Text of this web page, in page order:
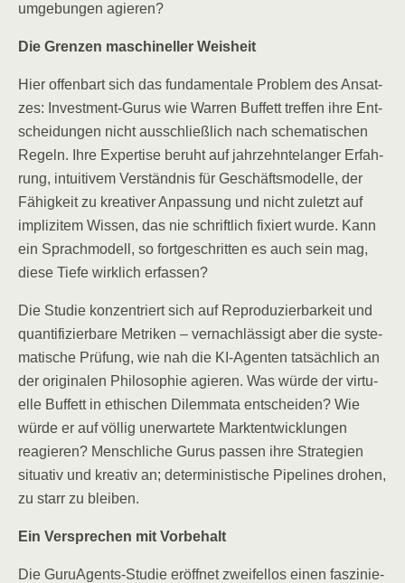
um­ge­bun­gen agieren?
Die Gren­zen maschi­nel­ler Weisheit
Hier offen­bart sich das fun­da­men­ta­le Pro­blem des Ansat­
zes: Invest­ment-Gurus wie War­ren Buf­fett tref­fen ihre Ent­
schei­dun­gen nicht aus­schließ­lich nach sche­ma­ti­schen
Regeln. Ihre Exper­ti­se beruht auf jahr­zehn­te­lan­ger Erfah­
rung, intui­ti­vem Ver­ständ­nis für Geschäfts­mo­del­le, der
Fähig­keit zu krea­ti­ver Anpas­sung und nicht zuletzt auf
impli­zi­tem Wis­sen, das nie schrift­lich fixiert wur­de. Kann
ein Sprach­mo­dell, so fort­ge­schrit­ten es auch sein mag,
die­se Tie­fe wirk­lich erfassen?
Die Stu­die kon­zen­triert sich auf Repro­du­zier­bar­keit und
quan­ti­fi­zier­ba­re Metri­ken – ver­nach­läs­sigt aber die sys­te­
ma­ti­sche Prü­fung, wie nah die KI-Agen­ten tat­säch­lich an
der ori­gi­na­len Phi­lo­so­phie agie­ren. Was wür­de der vir­tu­
el­le Buf­fett in ethi­schen Dilem­ma­ta ent­schei­den? Wie
wür­de er auf völ­lig uner­war­te­te Markt­ent­wick­lun­gen
reagie­ren? Mensch­li­che Gurus pas­sen ihre Stra­te­gien
situa­tiv und krea­tiv an; deter­mi­nis­ti­sche Pipe­lines dro­hen,
zu starr zu bleiben.
Ein Ver­spre­chen mit Vorbehalt
Die Guru­Agents-Stu­die eröff­net zwei­fel­los einen fas­zi­nie­